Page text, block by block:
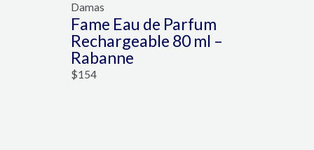
Damas
Fame Eau de Parfum
Rechargeable 80 ml –
Rabanne
$154